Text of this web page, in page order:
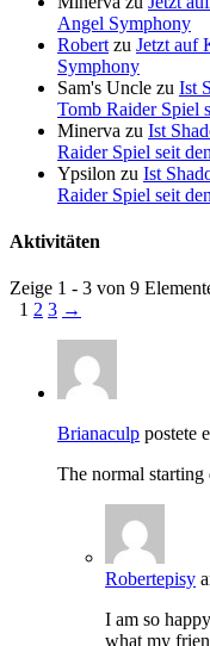
Angel Symphony
Robert zu Jetzt auf
Symphony
Sam's Uncle zu Ist
Tomb Raider Spiel
Minerva zu Ist
Raider Spiel seit
Ypsilon zu Ist
Raider Spiel seit
Aktivitäten
Zeige 1 - 3 von 9
1 2 3 →
Brianaculp postete
The normal
Robertepisy
I am so
what my